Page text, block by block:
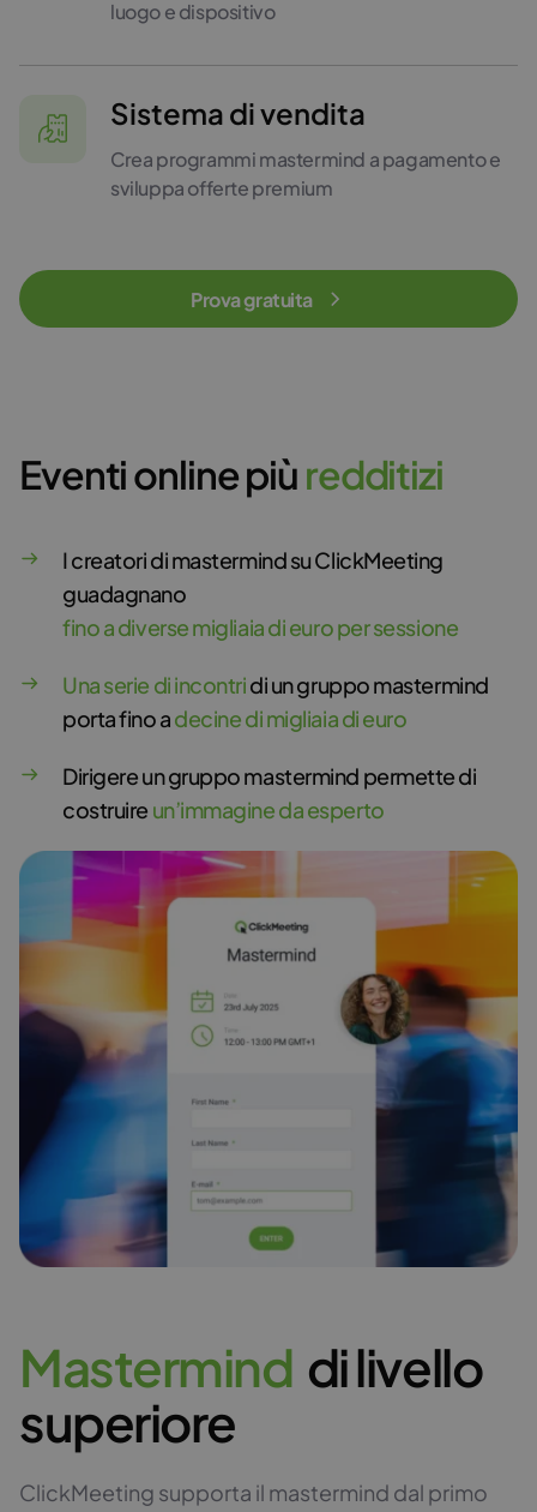
luogo e dispositivo
Sistema di vendita
Crea programmi mastermind a pagamento e
sviluppa offerte premium
Prova gratuita
Eventi online più redditizi
I creatori di mastermind su ClickMeeting
guadagnano
fino a diverse migliaia di euro per sessione
Una serie di incontridi un gruppo mastermind
porta fino adecine di migliaia di euro
Dirigere un gruppo mastermind permette di
costruire un’immagine da esperto
Mastermind di livello
superiore
ClickMeeting supporta il mastermind dal primo